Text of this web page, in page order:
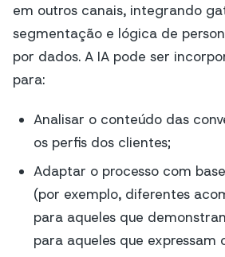
em outros canais, integrando
segmentação e lógica de
por dados. A IA pode ser
para:
Analisar o conteúdo das
os perfis dos clientes;
Adaptar o processo com
(por exemplo, diferentes
para aqueles que
para aqueles que expressam